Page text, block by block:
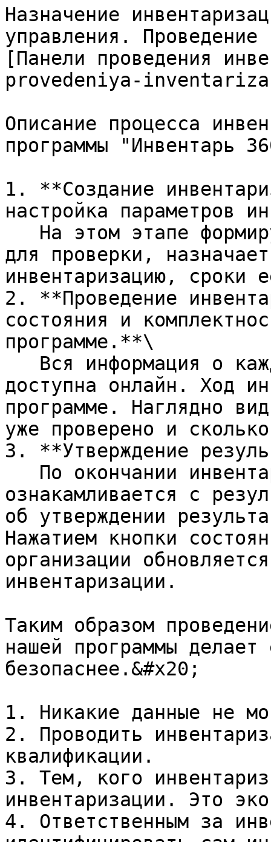
Назначение
управления.
[Панели проведения
provedeniya-
Описание процесса
программы "Инвентарь
1. **Создание
настройка параметров
для проверки,
инвентаризацию, сроки
2. **Проведение
состояния и
программе.**\
доступна онлайн. Ход
программе. Наглядно
уже проверено и
3. **Утверждение
ознакамливается с
об утверждении
Нажатием кнопки
организации
инвентаризации.
Таким образом
нашей программы
безопаснее.&#x20;
1. Никакие данные не
2. Проводить
квалификации.
3. Тем, кого
инвентаризации. Это
4. Ответственным за